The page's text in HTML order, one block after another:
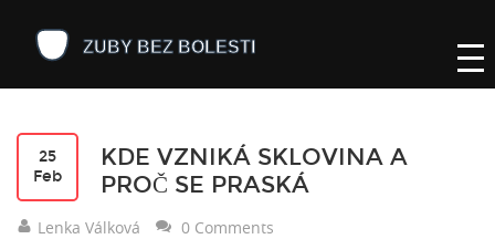
25
Feb
KDE VZNIKÁ SKLOVINA A
PROČ SE PRASKÁ
Lenka Válková 0 Comments